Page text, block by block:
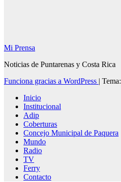
Mi Prensa
Noticias de Puntarenas y Costa Rica
Funciona gracias a WordPress | Tema:
Inicio
Institucional
Adip
Coberturas
Concejo Municipal de Paquera
Mundo
Radio
TV
Ferry
Contacto